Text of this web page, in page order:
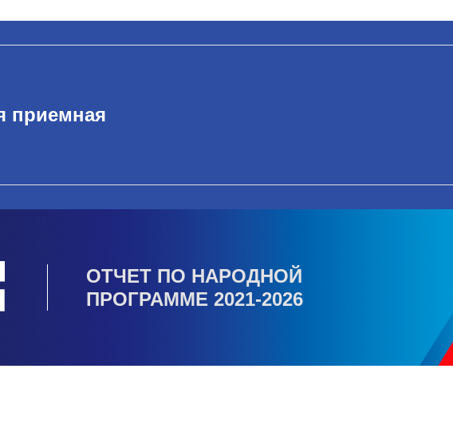
приемная
ОТЧЕТ ПО НАРОДНОЙ
ПРОГРАММЕ 2021-2026